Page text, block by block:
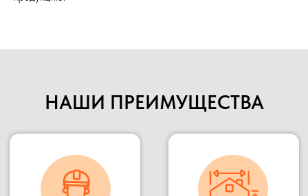
НАШИ ПРЕИМУЩЕСТВА
01
03 04